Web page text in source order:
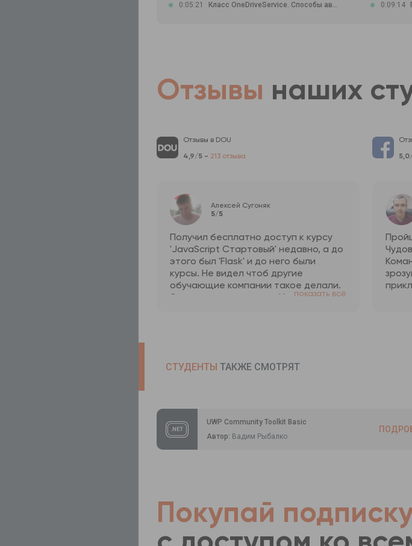
0:05:21
Класс OneDriveService. Способы ав... 0:09:14
Отзывы наших
Отзывы в DOU
4,9/5 - 213 отзыва
Алексей Сугоняк
5/5
Получил бесплатно доступ к курсу
'JavaScript Стартовый' недавно, а до
этого был 'Flask' и до него были
курсы. Не видел чтоб другие
обучающие компании такое делали.
Это я считаю здорово. И объясняют
показать всё
СТУДЕНТЫ ТАКЖЕ СМОТРЯТ
UWP Community Toolkit Basic
Автор: Вадим Рыбалко
Покупай